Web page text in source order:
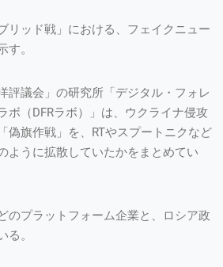
リッド戦」における、フェイクニュー
す。
評議会」の研究所「デジタル・フォレ
ボ（DFRラボ）」は、ウクライナ侵攻
偽旗作戦」を、RTやスプートニクなど
ように拡散していたかをまとめてい
のプラットフォーム企業と、ロシア政
る。